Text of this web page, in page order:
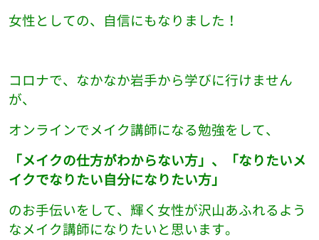
女性としての、自信にもなりました！
コロナで、なかなか岩手から学びに行けません
が、
オンラインでメイク講師になる勉強をして、
「メイクの仕方がわからない方」、「なりたいメ
イクでなりたい自分になりたい方」
のお手伝いをして、輝く女性が沢山あふれるよう
なメイク講師になりたいと思います。